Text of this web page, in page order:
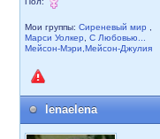
Мои группы: Сиреневый мир ,
Марси Уолкер, С Любовью...
Мейсон-Мэри,Мейсон-Джулия
lenaelena